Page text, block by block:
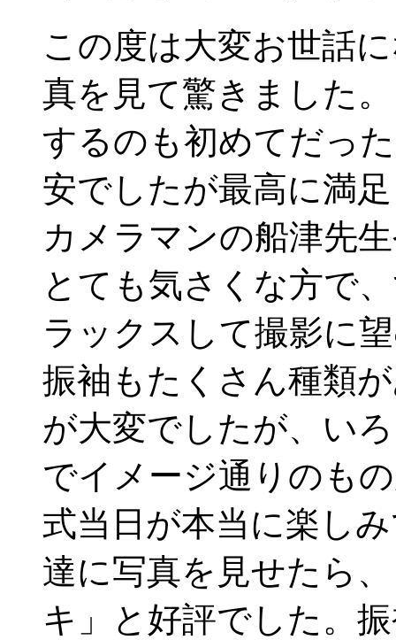
この度は大変お世話
真を見て驚きました
するのも初めてだっ
安でしたが最高に満
カメラマンの船津先
とても気さくな方で
ラックスして撮影に
振袖もたくさん種類
が大変でしたが、い
でイメージ通りのも
式当日が本当に楽し
達に写真を見せたら
キ」と好評でした。